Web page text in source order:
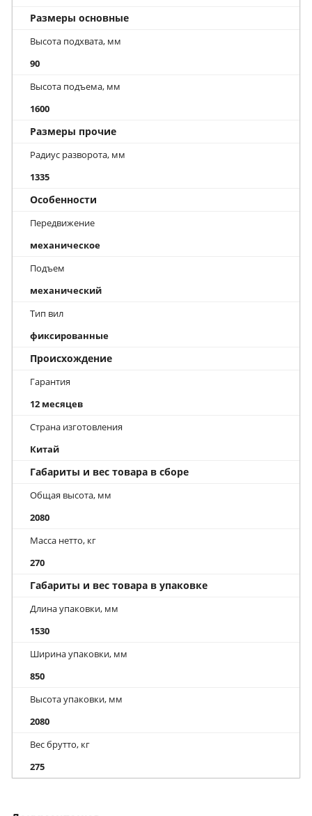
Размеры основные
Высота подхвата, мм
90
Высота подъема, мм
1600
Размеры прочие
Радиус разворота, мм
1335
Особенности
Передвижение
механическое
Подъем
механический
Тип вил
фиксированные
Происхождение
Гарантия
12 месяцев
Страна изготовления
Китай
Габариты и вес товара в сборе
Общая высота, мм
2080
Масса нетто, кг
270
Габариты и вес товара в упаковке
Длина упаковки, мм
1530
Ширина упаковки, мм
850
Высота упаковки, мм
2080
Вес брутто, кг
275